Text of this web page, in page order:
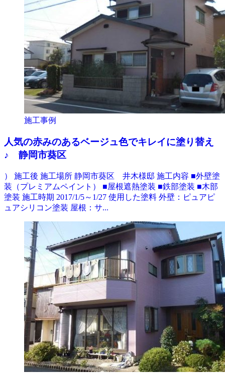
施工事例
人気の赤みのあるベージュ色でキレイに塗り替え
♪ 静岡市葵区
） 施工後 施工場所 静岡市葵区 井木様邸 施工内容 ■外壁塗
装（プレミアムペイント） ■屋根遮熱塗装 ■鉄部塗装 ■木部
塗装 施工時期 2017/1/5～1/27 使用した塗料 外壁：ピュアピ
ュアシリコン塗装 屋根：サ...